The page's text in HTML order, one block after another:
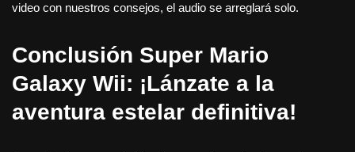
video con nuestros consejos, el audio se arreglará solo.
Conclusión Super Mario
Galaxy Wii: ¡Lánzate a la
aventura estelar definitiva!